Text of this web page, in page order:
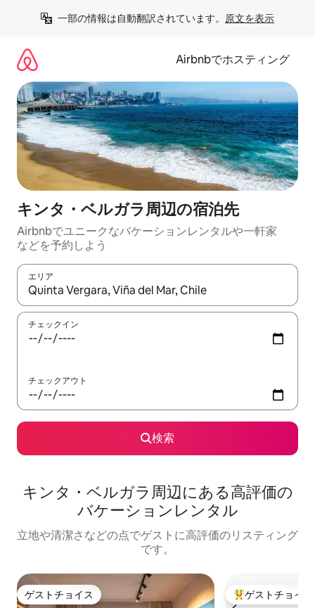
一部の情報は自動翻訳されています。 原文を表示
Airbnbでホスティング
キンタ・ベルガラ⁠周⁠辺⁠の宿⁠泊⁠先
Airbnbでユニークなバ⁠ケ⁠ー⁠シ⁠ョ⁠ンレ⁠ン⁠タ⁠ルや一⁠軒⁠家
な⁠ど⁠を予⁠約⁠し⁠よ⁠う
エリア
検索結果が表示されたら、上下の矢印キーを使って移動するか
チェックイン
チェックアウト
検索
キンタ・ベルガラ⁠周⁠辺⁠に⁠あ⁠る高⁠評⁠価⁠の
バ⁠ケ⁠ー⁠シ⁠ョ⁠ン⁠レ⁠ン⁠タ⁠ル
立地や清潔さなどの点でゲストに高評価のリスティング
です。
ゲストチョイス
ゲストチョイス 大好評のゲスト
ゲストチョイス